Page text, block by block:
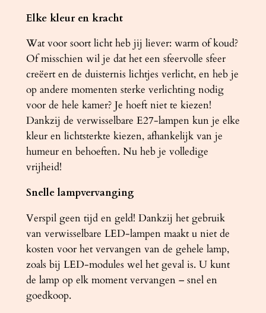
Elke kleur en kracht
Wat voor soort licht heb jij liever: warm of koud?
Of misschien wil je dat het een sfeervolle sfeer
creëert en de duisternis lichtjes verlicht, en heb je
op andere momenten sterke verlichting nodig
voor de hele kamer? Je hoeft niet te kiezen!
Dankzij de verwisselbare E27-lampen kun je elke
kleur en lichtsterkte kiezen, afhankelijk van je
humeur en behoeften. Nu heb je volledige
vrijheid!
Snelle lampvervanging
Verspil geen tijd en geld! Dankzij het gebruik
van verwisselbare LED-lampen maakt u niet de
kosten voor het vervangen van de gehele lamp,
zoals bij LED-modules wel het geval is. U kunt
de lamp op elk moment vervangen – snel en
goedkoop.